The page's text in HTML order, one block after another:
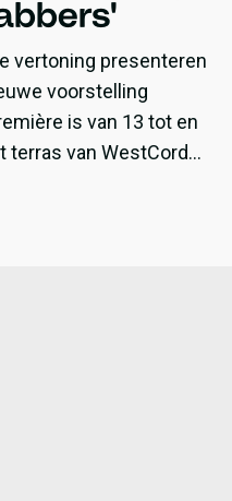
vertoning presenteren
voorstelling
is van 13 tot en
terras van WestCord